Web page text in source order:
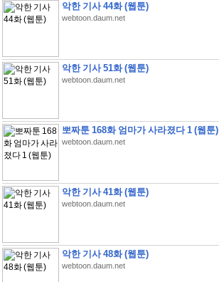
악한 기사 44화 (웹툰)
webtoon.daum.net
악한 기사 51화 (웹툰)
webtoon.daum.net
뽀짜툰 168화 엄마가 사라졌다 1 (웹툰)
webtoon.daum.net
악한 기사 41화 (웹툰)
webtoon.daum.net
악한 기사 48화 (웹툰)
webtoon.daum.net